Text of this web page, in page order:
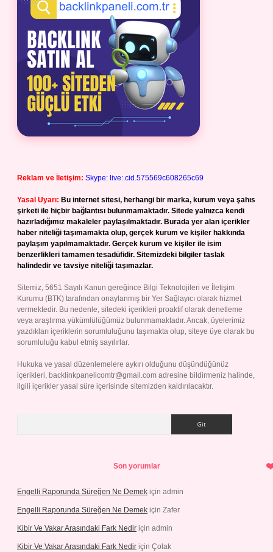
Reklam ve İletişim: Skype: live:.cid.575569c608265c69
Yasal Uyarı: Bu internet sitesi, herhangi bir marka, kurum veya şahıs
şirketi ile hiçbir bağlantısı bulunmamaktadır. Sitede yalnızca kendi
hazırladığımız makaleler paylaşılmaktadır. Burada yer alan içerikler
haber niteliği taşımamakta olup, gerçek kurum ve kişiler hakkında
paylaşım yapılmamaktadır. Gerçek kurum ve kişiler ile isim
benzerlikleri tamamen tesadüfidir. Sitemizdeki bilgiler taslak
halindedir ve tavsiye niteliği taşımazlar.
Sitemiz, 5651 Sayılı Kanun gereğince Bilgi Teknolojileri ve İletişim
Kurumu (BTK) tarafından onaylanmış bir Yer Sağlayıcı olarak hizmet
vermektedir. Bu nedenle, sitedeki içerikleri proaktif olarak denetleme
veya araştırma yükümlülüğümüz bulunmamaktadır. Ancak, üyelerimiz
yazdıkları içeriklerin sorumluluğunu taşımakta olup, siteye üye olarak bu
sorumluluğu kabul etmiş sayılırlar.
Hukuka ve yasal düzenlemelere aykırı olduğunu düşündüğünüz
içerikleri, backlinkpanelicomtr@gmail.com adresine bildirmeniz halinde,
ilgili içerikler yasal süre içerisinde sitemizden kaldırılacaktır.
Son yorumlar
Engelli Raporunda Süreğen Ne Demek için admin
Engelli Raporunda Süreğen Ne Demek için Zafer
Kibir Ve Vakar Arasındaki Fark Nedir için admin
Kibir Ve Vakar Arasındaki Fark Nedir için Çolak